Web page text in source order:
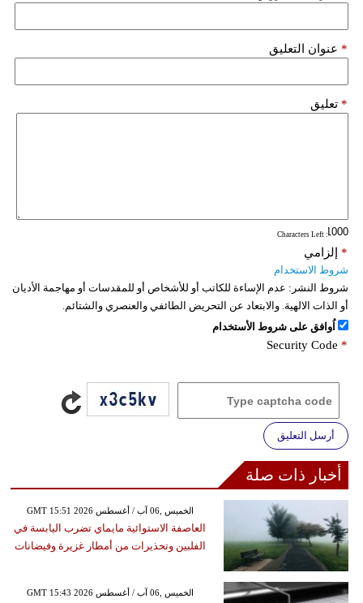
مرأة
وتكنولوجيا
عنوان التعليق *
تعليق *
: Characters Left
إلزامي *
شروط الاستخدام
شروط النشر: عدم الإساءة للكاتب أو للأشخاص أو للمقدسات أو مهاجمة الأديان
أو الذات الالهية. والابتعاد عن التحريض الطائفي والعنصري والشتائم.
اُوافق على شروط الأستخدام
Security Code *
أرسل التعليق
أخبار ذات صلة
GMT 15:51 2026 الخميس ,06 آب / أغسطس
العاصفة الاستوائية مايماي تضرب اليابسة في
الفلبين وتحذيرات من أمطار غزيرة وفيضانات
GMT 15:43 2026 الخميس ,06 آب / أغسطس